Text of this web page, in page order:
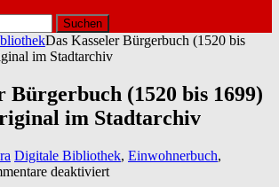
Das Kasseler Bürgerbuch (1520 bis
im Stadtarchiv
Bürgerbuch (1520 bis 1699)
im Stadtarchiv
Digitale Bibliothek, Einwohnerbuch,
deaktiviertfür